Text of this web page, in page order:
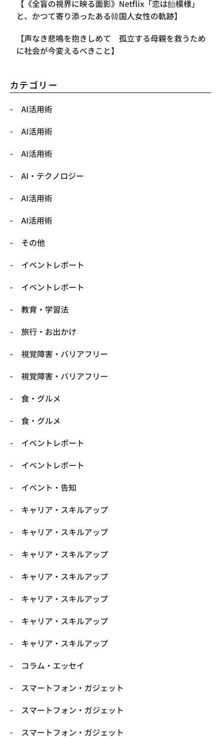
【《全盲の視界に映る面影》Netflix「恋は飴模様」
と、かつて寄り添ったある韓国人女性の軌跡】
【声なき悲鳴を抱きしめて 孤立する母親を救うため
に社会が今変えるべきこと】
カテゴリー
AI活用術
AI活用術
AI活用術
​AI・テクノロジー
​AI活用術
​AI活用術
​その他
​イベントレポート
​イベントレポート
​教育・学習法
​旅行・お出かけ
​視覚障害・バリアフリー
​視覚障害・バリアフリー
​食・グルメ
​食・グルメ
イベントレポート
イベントレポート
イベント・告知
キャリア・スキルアップ
キャリア・スキルアップ
キャリア・スキルアップ
キャリア・スキルアップ
キャリア・スキルアップ
キャリア・スキルアップ
キャリア・スキルアップ
コラム・エッセイ
スマートフォン・ガジェット
スマートフォン・ガジェット
スマートフォン・ガジェット